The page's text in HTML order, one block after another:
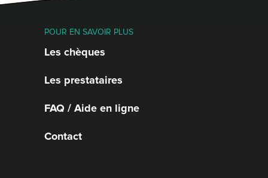
POUR EN SAVOIR PLUS
Les chèques
Les prestataires
FAQ / Aide en ligne
Contact